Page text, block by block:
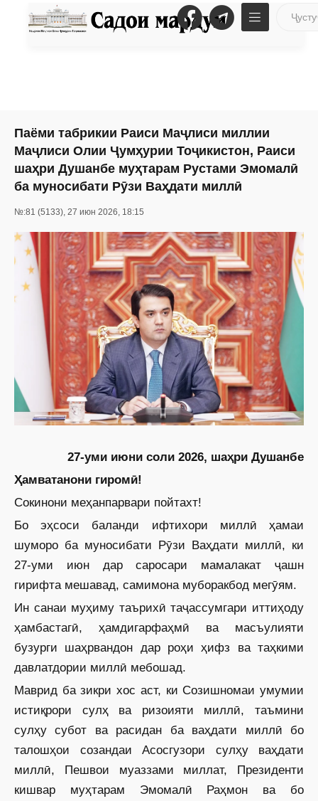
Паёми табрикии Раиси Маҷлиси миллии
Маҷлиси Олии Ҷумҳурии Тоҷикистон, Раиси
шаҳри Душанбе муҳтарам Рустами Эмомалӣ
ба муносибати Рӯзи Ваҳдати миллӣ
№:81 (5133), 27 июн 2026, 18:15
27-уми июни соли 2026, шаҳри Душанбе
Ҳамватанони гиромӣ!
Сокинони меҳанпарвари пойтахт!
Бо эҳсоси баланди ифтихори миллӣ ҳамаи
шуморо ба муносибати Рӯзи Ваҳдати миллӣ, ки
27-уми июн дар саросари мамалакат ҷашн
гирифта мешавад, самимона муборакбод мегӯям.
Ин санаи муҳиму таърихӣ таҷассумгари иттиҳоду
ҳамбастагӣ, ҳамдигарфаҳмӣ ва ­масъулияти
бузурги шаҳрвандон дар роҳи ҳифз ва таҳкими
давлатдории миллӣ мебошад.
Маврид ба зикри хос аст, ки Созишномаи умумии
истиқрори сулҳ ва ризоияти миллӣ, таъмини
сулҳу субот ва расидан ба ваҳдати миллӣ бо
талошҳои созандаи Асосгузори сулҳу ваҳдати
миллӣ, Пешвои муаззами миллат, Президенти
кишвар муҳтарам Эмомалӣ Раҳмон ва бо